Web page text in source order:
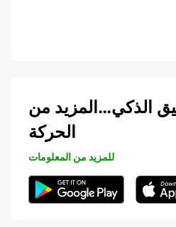
الذكي…المزيد من
الحركة
للمزيد من المعلومات